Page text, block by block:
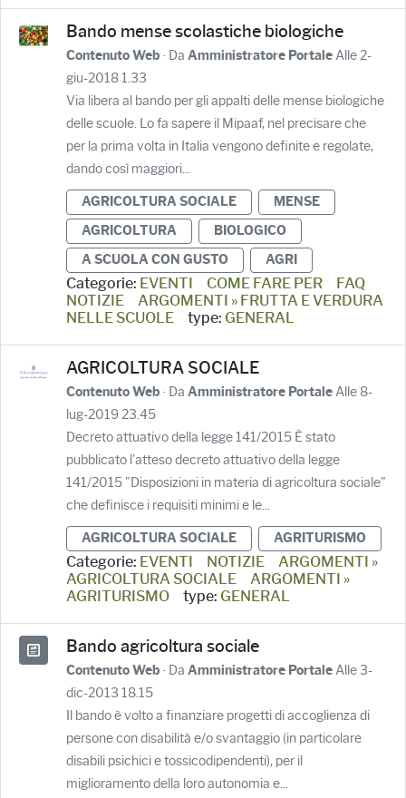
Bando mense scolastiche biologiche
Contenuto Web · Da Amministratore PortaleAlle 2-
giu-2018 1.33
Via libera al bando per gli appalti delle mense biologiche
delle scuole. Lo fa sapere il Mipaaf, nel precisare che
per la prima volta in Italia vengono definite e regolate,
dando così maggiori...
AGRICOLTURA SOCIALE
MENSE
AGRICOLTURA
BIOLOGICO
A SCUOLA CON GUSTO
AGRI
Categorie: EVENTI COME FARE PER
FAQ
NOTIZIE
ARGOMENTI » FRUTTA E VERDURA
NELLE SCUOLE
type: GENERAL
AGRICOLTURA SOCIALE
Contenuto Web · Da Amministratore PortaleAlle 8-
lug-2019 23.45
Decreto attuativo della legge 141/2015 È stato
pubblicato l'atteso decreto attuativo della legge
141/2015 "Disposizioni in materia di agricoltura sociale"
che definisce i requisiti minimi e le...
AGRICOLTURA SOCIALE AGRITURISMO
Categorie: EVENTI NOTIZIE
ARGOMENTI »
AGRICOLTURA SOCIALE
ARGOMENTI »
AGRITURISMO
type: GENERAL
Bando agricoltura sociale
Contenuto Web · Da Amministratore PortaleAlle 3-
dic-2013 18.15
Il bando è volto a finanziare progetti di accoglienza di
persone con disabilità e/o svantaggio (in particolare
disabili psichici e tossicodipendenti), per il
miglioramento della loro autonomia e...